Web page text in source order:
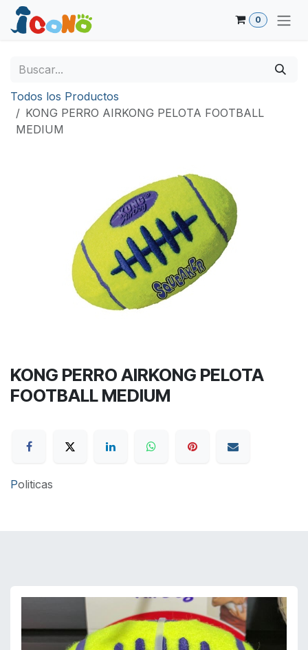
Ir al contenido
0
Todos los Productos
KONG PERRO AIRKONG PELOTA FOOTBALL
MEDIUM
KONG PERRO AIRKONG PELOTA
FOOTBALL MEDIUM
Politicas